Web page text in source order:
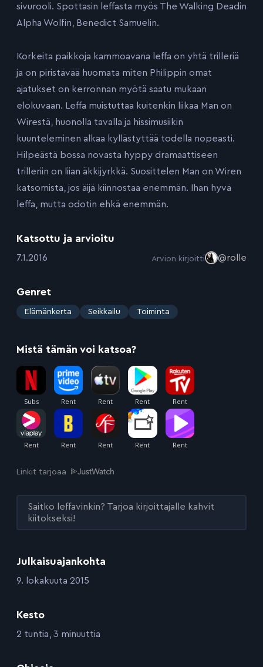
Julkaisuajankohta
:9. lokakuuta 2015
Kesto
:2 tuntia, 3 minuuttia
sivurooli. Spottasin leffasta myös The Walking Deadin
Alpha Wolfin, Benedict Samuelin.
Korkeita paikkoja kammoavana leffa on yhtä trilleriä
ja on piristävää huomata miten Philippin omat
ajatukset on kerronnan myötä saatu mukaan
elokuvaan. Leffa muistuttaa kuitenkin liikaa Man on
Wirestä, huonolla tavalla ja hissimusiikin
kuunteleminen alkaa kyllästyttää todella nopeasti.
Hilpeästä bossa novasta hyppy dramaattiseen
trilleriin on liian äkkijyrkkä. Suosittelen Man on Wiren
katsomista, jos äijä kiinnostaa enemmän. Ihan hyvä
leffa, mutta odotin ehkä enemmän.
Katsottu ja arvioitu
:7.1.2016 Arvion kirjoitti @rolle
Genret
: Elämänkerta Seikkailu Toiminta
Mistä tämän voi katsoa?
Linkit tarjoaa
Saitko leffavinkin? Tarjoa kirjoittajalle kahvit
kiitokseksi!